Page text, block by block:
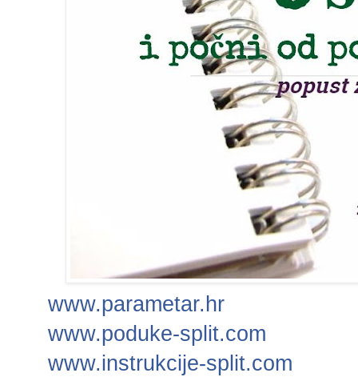
www.parametar.hr
www.poduke-split.com
www.instrukcije-split.com